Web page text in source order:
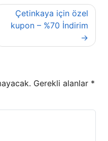
Çetinkaya için özel
kupon – %70 İndirim
Gerekli alanlar *